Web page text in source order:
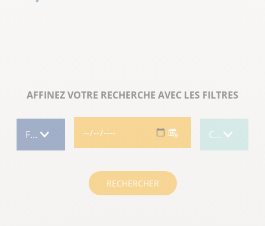
AFFINEZ VOTRE RECHERCHE AVEC LES FILTRES
RECHERCHER